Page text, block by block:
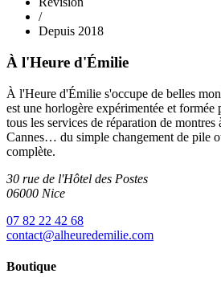
/
Depuis 2018
À l'Heure d'Émilie
À l'Heure d'Émilie s'occupe de belles
est une horlogère expérimentée et formée
tous les services de réparation de
Cannes… du simple changement de pile
complète.
30 rue de l'Hôtel des Postes
06000 Nice
07 82 22 42 68
contact@alheuredemilie.com
Boutique